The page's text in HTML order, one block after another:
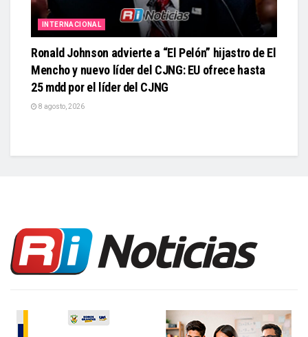
INTERNACIONAL
Ronald Johnson advierte a “El Pelón” hijastro de El
Mencho y nuevo líder del CJNG: EU ofrece hasta
25 mdd por el líder del CJNG
8 agosto, 2026